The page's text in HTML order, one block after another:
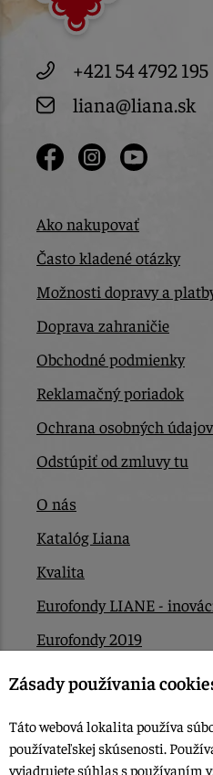
+421 54 4792 195
liana@liana.sk
Ako nakupovať
Často kladené otázky
Možnosti dopravy a
Doprava zahraničie
Obchodné podmienky
Reklamačný poriadok
Ochrana osobných údajov
Odstúpiť od zmluvy tu
O nás
Katalóg Liana
Kvalita
Eurofondy LIANE -
Eurofondy 2019
Eurofondy 2022/2023
Kontakt
Zásady používania
Táto webová lokalita používa
používateľskej skúsenosti.
vyjadrujete súhlas s používaním